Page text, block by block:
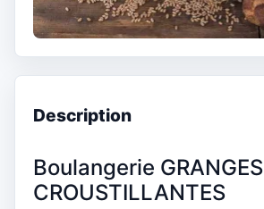
Description
Boulangerie GRANGES
CROUSTILLANTES